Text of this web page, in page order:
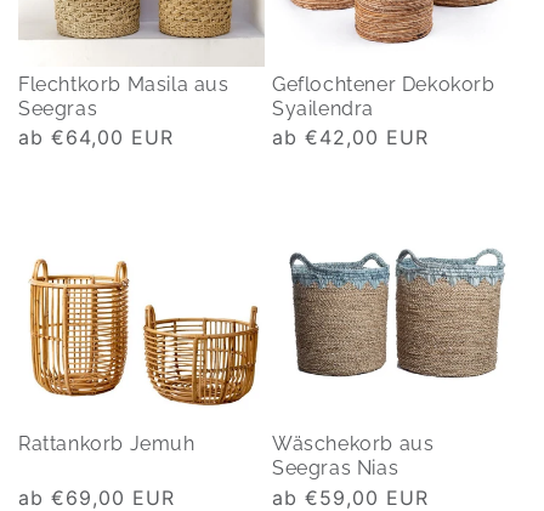
Flechtkorb Masila aus
Seegras
Normaler
ab €64,00 EUR
Geflochtener Dekokorb
Syailendra
Normaler
ab €42,00 EUR
Rattankorb Jemuh
Normaler
ab €69,00 EUR
Wäschekorb aus
Seegras Nias
Normaler
ab €59,00 EUR